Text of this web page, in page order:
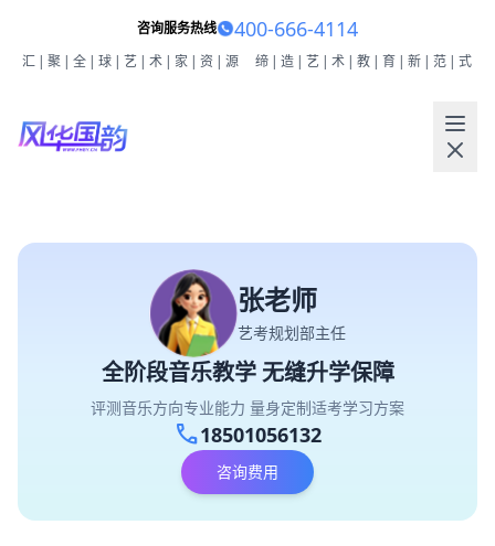
咨询服务热线 400-666-4114
汇|聚|全|球|艺|术|家|资|源 缔|造|艺|术|教|育|新|范|式
张老师
艺考规划部主任
全阶段音乐教学 无缝升学保障
评测音乐方向专业能力 量身定制适考学习方案
call18501056132
咨询费用